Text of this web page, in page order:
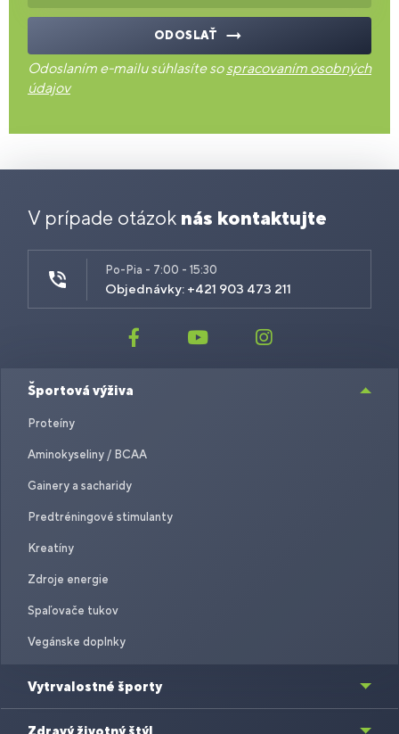
ODOSLAŤ
Odoslaním e-mailu súhlasíte sospracovaním osobných
údajov
V prípade otázok nás kontaktujte
Po-Pia - 7:00 - 15:30
Objednávky: +421 903 473 211
Športová výživa
Proteíny
Aminokyseliny / BCAA
Gainery a sacharidy
Predtréningové stimulanty
Kreatíny
Zdroje energie
Spaľovače tukov
Vegánske doplnky
Vytrvalostné športy
Zdravý životný štýl